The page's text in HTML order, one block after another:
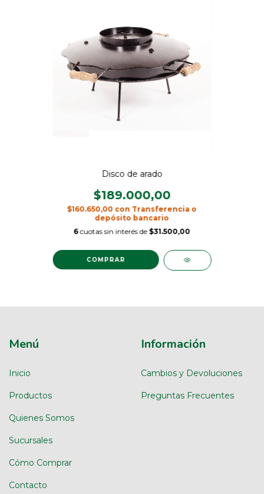
Disco de arado
$189.000,00
$160.650,00 con Transferencia o
depósito bancario
6 cuotas sin interés de $31.500,00
Menú
Inicio
Productos
Quienes Somos
Sucursales
Cómo Comprar
Contacto
Información
Cambios y Devoluciones
Preguntas Frecuentes